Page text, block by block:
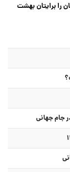
را برایتان بهشت